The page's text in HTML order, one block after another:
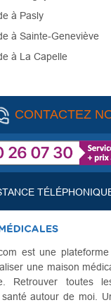
à Pasly
à Sainte-Geneviève
à La Capelle
CONTACTEZ
est une
une maison
Retrouver toutes
autour de moi.